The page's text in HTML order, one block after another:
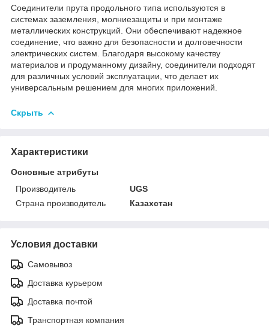
Соединители прута продольного типа используются в
системах заземления, молниезащиты и при монтаже
металлических конструкций. Они обеспечивают надежное
соединение, что важно для безопасности и долговечности
электрических систем. Благодаря высокому качеству
материалов и продуманному дизайну, соединители подходят
для различных условий эксплуатации, что делает их
универсальным решением для многих приложений.
Скрыть
Характеристики
Основные атрибуты
Производитель
UGS
Страна производитель
Казахстан
Условия доставки
Самовывоз
Доставка курьером
Доставка почтой
Транспортная компания